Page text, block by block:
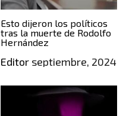
Esto dijeron los políticos
tras la muerte de Rodolfo
Hernández
Editorseptiembre, 2024